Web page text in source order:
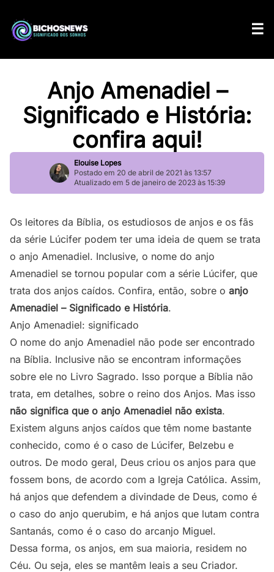
Anjo Amenadiel –
Significado e História:
confira aqui!
Elouise Lopes
Postado em 20 de abril de 2021 às 13:57
Atualizado em 5 de janeiro de 2023 às 15:39
Os leitores da Bíblia, os estudiosos de anjos e os fãs
da série Lúcifer podem ter uma ideia de quem se trata
o anjo Amenadiel. Inclusive, o nome do anjo
Amenadiel se tornou popular com a série Lúcifer, que
trata dos anjos caídos. Confira, então, sobre o anjo
Amenadiel – Significado e História.
Anjo Amenadiel: significado
O nome do anjo Amenadiel não pode ser encontrado
na Bíblia. Inclusive não se encontram informações
sobre ele no Livro Sagrado. Isso porque a Bíblia não
trata, em detalhes, sobre o reino dos Anjos. Mas isso
não significa que o anjo Amenadiel não exista.
Existem alguns anjos caídos que têm nome bastante
conhecido, como é o caso de Lúcifer, Belzebu e
outros. De modo geral, Deus criou os anjos para que
fossem bons, de acordo com a Igreja Católica. Assim,
há anjos que defendem a divindade de Deus, como é
o caso do anjo querubim, e há anjos que lutam contra
Santanás, como é o caso do arcanjo Miguel.
Dessa forma, os anjos, em sua maioria, residem no
Céu. Ou seja, eles se mantêm leais a seu Criador.